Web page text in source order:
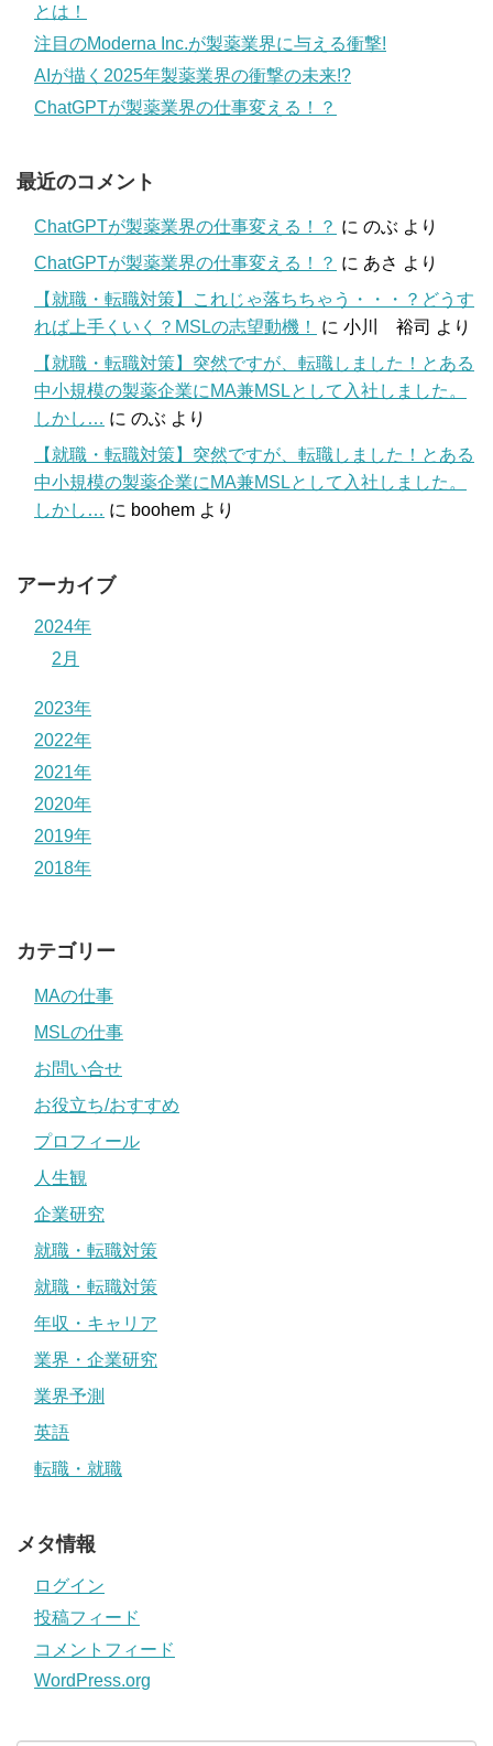
とは！
注目のModerna Inc.が製薬業界に与える衝撃!
AIが描く2025年製薬業界の衝撃の未来!?
ChatGPTが製薬業界の仕事変える！？
最近のコメント
ChatGPTが製薬業界の仕事変える！？ に のぶ より
ChatGPTが製薬業界の仕事変える！？ に あさ より
【就職・転職対策】これじゃ落ちちゃう・・・？どうす
れば上手くいく？MSLの志望動機！
に 小川 裕司 より
【就職・転職対策】突然ですが、転職しました！とある
中小規模の製薬企業にMA兼MSLとして入社しました。
しかし… に のぶ より
【就職・転職対策】突然ですが、転職しました！とある
中小規模の製薬企業にMA兼MSLとして入社しました。
しかし… に boohem より
アーカイブ
2024年
2月
2023年
2022年
2021年
2020年
2019年
2018年
カテゴリー
MAの仕事
MSLの仕事
お問い合せ
お役立ち/おすすめ
プロフィール
人生観
企業研究
就職・転職対策
就職・転職対策
年収・キャリア
業界・企業研究
業界予測
英語
転職・就職
メタ情報
ログイン
投稿フィード
コメントフィード
WordPress.org